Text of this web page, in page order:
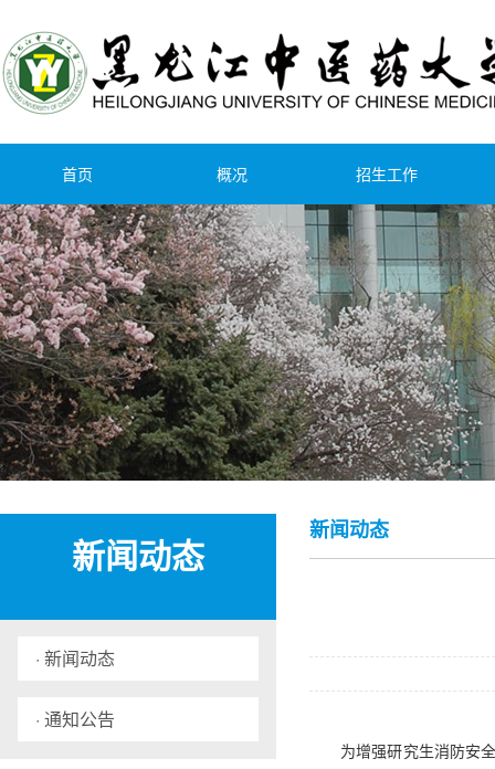
首页 概况 招生工作
新闻动态
· 新闻动态
· 通知公告
新闻动态
为增强研究生消防安